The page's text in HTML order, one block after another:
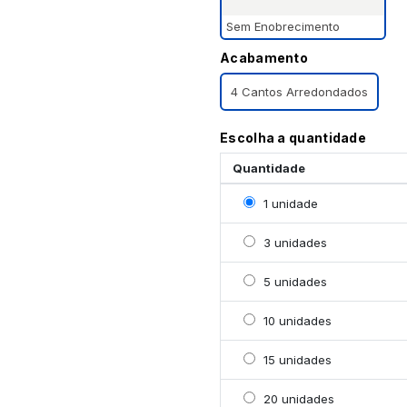
Sem Enobrecimento
Acabamento
4 Cantos Arredondados
Escolha a quantidade
Quantidade
Selecionar 1 unidade
1 unidade
Selecionar 3 unidades
3 unidades
Selecionar 5 unidades
5 unidades
Selecionar 10 unidades
10 unidades
Selecionar 15 unidades
15 unidades
Selecionar 20 unidades
20 unidades